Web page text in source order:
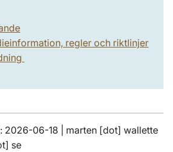
regler och riktlinjer
2026-06-18 | marten [dot] wallette
se